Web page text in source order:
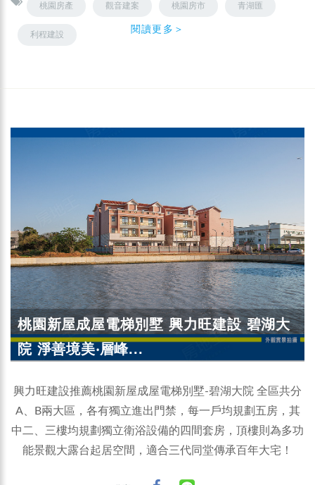
桃園房產 觀音建案 桃園房市 青湖匯
利程建設 閱讀更多＞
桃園新屋成屋電梯別墅 興力旺建設 碧湖大
院 淨善境美‧層峰...
興力旺建設推薦桃園新屋成屋電梯別墅-碧湖大院 全區共分
A、B兩大區，各有獨立進出門禁，每一戶均規劃五房，其
中二、三樓均規劃獨立衛浴設備的四間套房，頂樓則為多功
能景觀大露台起居空間，適合三代同堂傳承百年大宅！